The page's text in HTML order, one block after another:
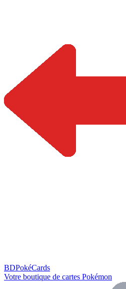
BDPokéCards
Votre boutique de cartes Pokémon